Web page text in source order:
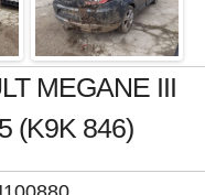
MEGANE III
(K9K 846)